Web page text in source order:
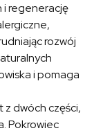
i regenerację
rozwój
i pomaga
z dwóch części,
Pokrowiec